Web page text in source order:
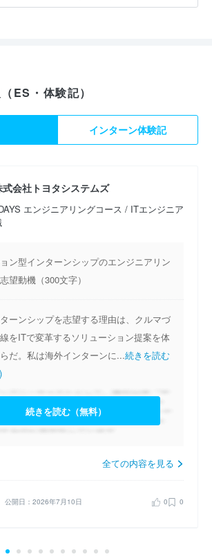
ES・体験記）
インターン体験記
式会社トヨタシステムズ
エンジニアリングコース / ITエンジニア
ン型インターンシップのエンジニアリン
望動機（300文字）
ーンシップを志望する理由は、クルマづ
をITで変革するソリューション提案を体
だ。私は海外インターンに...続きを読む
続きを読む（無料）
全ての内容を見る
公開日：2026年7月10日 0 0